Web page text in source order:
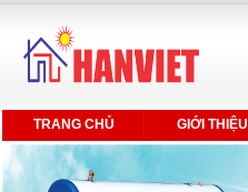
TRANG CHỦ GIỚI THIỆU